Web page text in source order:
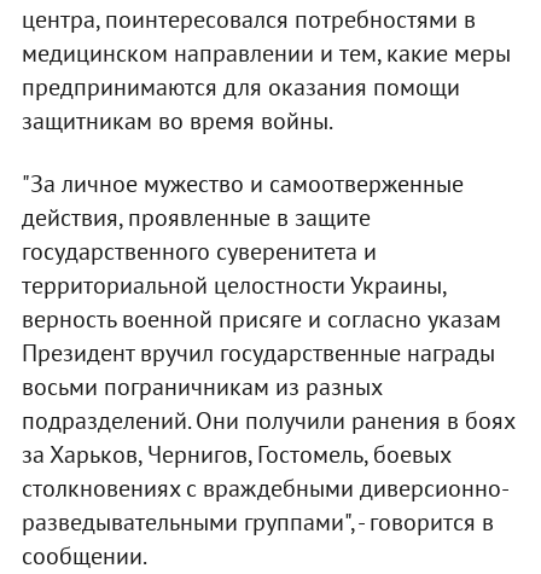
центра, поинтересовался потребностями в
медицинском направлении и тем, какие меры
предпринимаются для оказания помощи
защитникам во время войны.
"За личное мужество и самоотверженные
действия, проявленные в защите
государственного суверенитета и
территориальной целостности Украины,
верность военной присяге и согласно указам
Президент вручил государственные награды
восьми пограничникам из разных
подразделений. Они получили ранения в боях
за Харьков, Чернигов, Гостомель, боевых
столкновениях с враждебными диверсионно-
разведывательными группами", - говорится в
сообщении.